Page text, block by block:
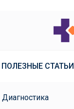
ПОЛЕЗНЫЕ СТАТЬИ
Диагностика